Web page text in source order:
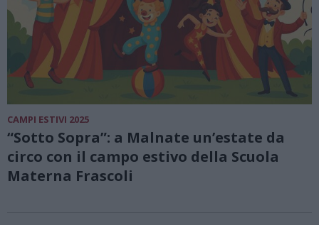
CAMPI ESTIVI 2025
“Sotto Sopra”: a Malnate un’estate da
circo con il campo estivo della Scuola
Materna Frascoli